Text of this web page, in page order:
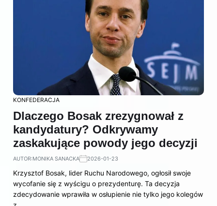
KONFEDERACJA
Dlaczego Bosak zrezygnował z
kandydatury? Odkrywamy
zaskakujące powody jego decyzji
AUTOR:MONIKA SANACKA 2026-01-23
Krzysztof Bosak, lider Ruchu Narodowego, ogłosił swoje
wycofanie się z wyścigu o prezydenturę. Ta decyzja
zdecydowanie wprawiła w osłupienie nie tylko jego kolegów